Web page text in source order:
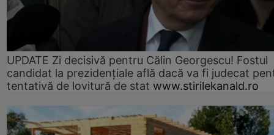
UPDATE Zi decisivă pentru Călin Georgescu! Fostul
candidat la prezidențiale află dacă va fi judecat
tentativă de lovitură de stat www.stirilekanald.ro